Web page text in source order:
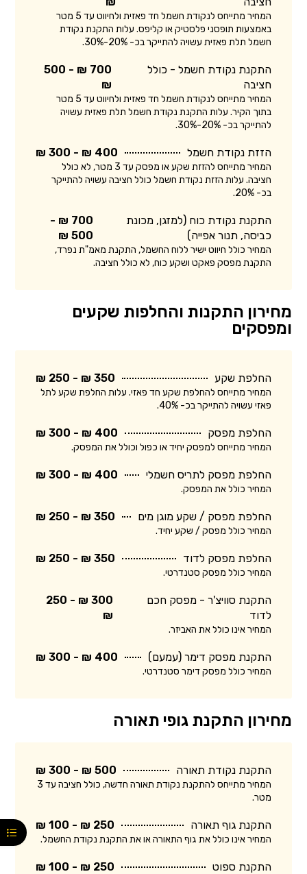
המחיר מתייחס לנקודת חשמל חד פאזית ולחיווט עד 5 מטר
באמצעות תופסני פלסטיק או קליפס. עלות התקנת נקודת
חשמל תלת פאזית עשויה להתייקר בכ- 20%-30%.
התקנת נקודת חשמל - כולל
חציבה
700 ₪ - 500
₪
המחיר מתייחס לנקודת חשמל חד פאזית ולחיווט עד 5 מטר
בתוך הקיר. עלות התקנת נקודת חשמל תלת פאזית עשויה
להתייקר בכ- 20%-30%.
הזזת נקודת חשמל 400 ₪ - 300 ₪
המחיר מתייחס להזזת שקע או מפסק עד 3 מטר, לא כולל
חציבה. עלות הזזת נקודת חשמל כולל חציבה עשויה להתייקר
בכ- 20%.
התקנת נקודת כוח (למזגן, מכונת
כביסה, תנור אפייה)
700 ₪ -
500 ₪
המחיר כולל חיווט ישיר ללוח החשמל, התקנת מאמ"ת נפרד,
התקנת מפסק פאקט ושקע כוח, לא כולל חציבה.
מחירון התקנות והחלפות שקעים
ומפסקים
החלפת שקע 350 ₪ - 250 ₪
המחיר מתייחס להחלפת שקע חד פאזי. עלות החלפת שקע לתל
פאזי עשויה להתייקר בכ- 40%.
החלפת מפסק 400 ₪ - 300 ₪
המחיר מתייחס למפסק יחיד או כפול וכולל את המפסק.
החלפת מפסק לתריס חשמלי 400 ₪ - 300 ₪
המחיר כולל את המפסק.
החלפת מפסק / שקע מוגן מים 350 ₪ - 250 ₪
המחיר כולל מפסק / שקע יחיד.
החלפת מפסק לדוד 350 ₪ - 250 ₪
המחיר כולל מפסק סטנדרטי.
התקנת סוויצ'ר - מפסק חכם
לדוד
300 ₪ - 250
₪
המחיר אינו כולל את האביזר.
התקנת מפסק דימר (עמעם) 400 ₪ - 300 ₪
המחיר כולל מפסק דימר סטנדרטי.
מחירון התקנת גופי תאורה
התקנת נקודת תאורה 500 ₪ - 300 ₪
המחיר מתייחס להתקנת נקודת תאורה חדשה, כולל חציבה עד 3
מטר.
התקנת גוף תאורה 250 ₪ - 100 ₪
המחיר אינו כולל את גוף התאורה או את התקנת נקודת החשמל.
התקנת ספוט 250 ₪ - 100 ₪